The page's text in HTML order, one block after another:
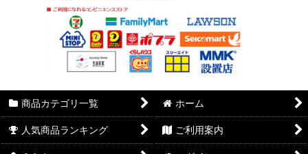
商品カテゴリ一覧 ホーム
人気商品ランキング ご利用案内